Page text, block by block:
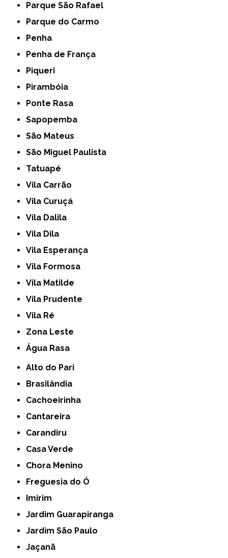
Parque São Rafael
Parque do Carmo
Penha
Penha de França
Piqueri
Pirambóia
Ponte Rasa
Sapopemba
São Mateus
São Miguel Paulista
Tatuapé
Vila Carrão
Vila Curuçá
Vila Dalila
Vila Dila
Vila Esperança
Vila Formosa
Vila Matilde
Vila Prudente
Vila Ré
Zona Leste
Água Rasa
Alto do Pari
Brasilândia
Cachoeirinha
Cantareira
Carandiru
Casa Verde
Chora Menino
Freguesia do Ó
Imirim
Jardim Guarapiranga
Jardim São Paulo
Jaçanã